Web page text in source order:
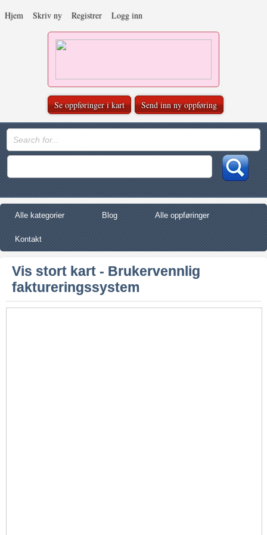
Hjem Skriv ny Registrer Logg inn
Se oppføringer i kart Send inn ny oppføring
Alle kategorier Blog Alle oppføringer
Kontakt
Vis stort kart - Brukervennlig
faktureringssystem